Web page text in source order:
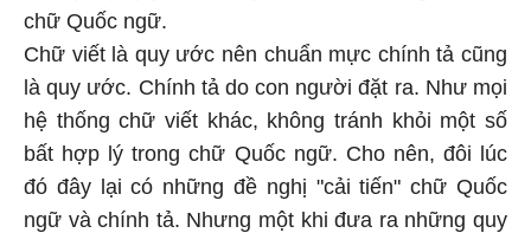
chữ Quốc ngữ.
Chữ viết là quy ước nên chuẩn mực chính tả cũng
là quy ước. Chính tả do con người đặt ra. Như mọi
hệ thống chữ viết khác, không tránh khỏi một số
bất hợp lý trong chữ Quốc ngữ. Cho nên, đôi lúc
đó đây lại có những đề nghị "cải tiến" chữ Quốc
ngữ và chính tả. Nhưng một khi đưa ra những quy